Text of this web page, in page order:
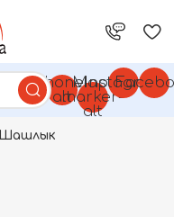
Phone-
alt
Map-
marker-
alt
Instagram
Шашлык